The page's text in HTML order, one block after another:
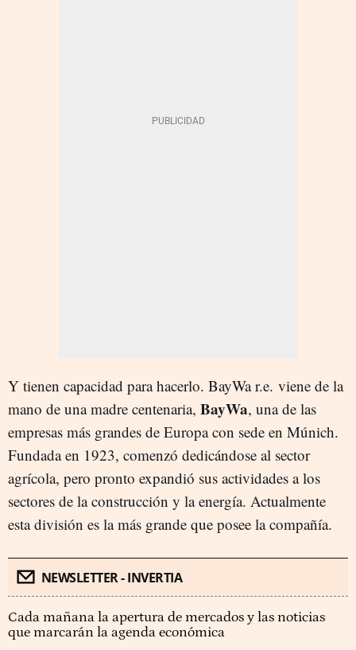
Y tienen capacidad para hacerlo. BayWa r.e. viene de la
mano de una madre centenaria, BayWa, una de las
empresas más grandes de Europa con sede en Múnich.
Fundada en 1923, comenzó dedicándose al sector
agrícola, pero pronto expandió sus actividades a los
sectores de la construcción y la energía. Actualmente
esta división es la más grande que posee la compañía.
NEWSLETTER - INVERTIA
Cada mañana la apertura de mercados y las noticias
que marcarán la agenda económica